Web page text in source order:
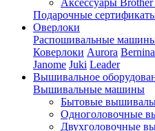
Аксессуары
Подарочные
Оверлоки
Распошивальные
Коверлоки Aurora Bernina
Janome Juki Leader
Вышивальное
Вышивальные машины
Бытовые
Одноголовочные
Двухголовочные